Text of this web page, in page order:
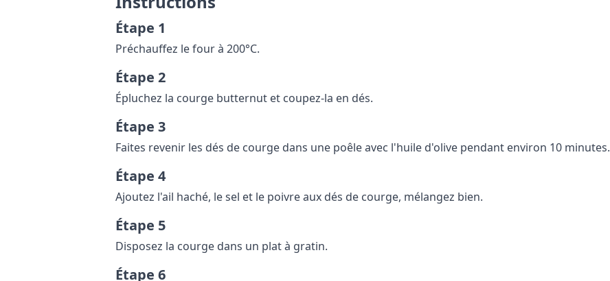
Étape 1
Préchauffez le four à 200°C.
Étape 2
Épluchez la courge butternut et coupez-la en dés.
Étape 3
Faites revenir les dés de courge dans une poêle avec l'huile d'olive pendant environ 10 minutes.
Étape 4
Ajoutez l'ail haché, le sel et le poivre aux dés de courge, mélangez bien.
Étape 5
Disposez la courge dans un plat à gratin.
Étape 6